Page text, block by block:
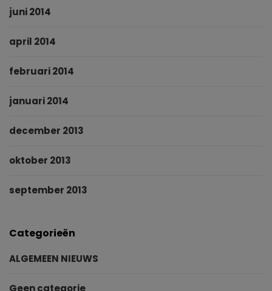
juni 2014
april 2014
februari 2014
januari 2014
december 2013
oktober 2013
september 2013
Categorieën
ALGEMEEN NIEUWS
Geen categorie